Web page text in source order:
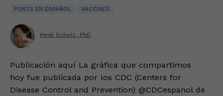
POSTS EN ESPAÑOL VACCINES
Heidi Schutz, PhD
Publicación aquí La gráfica que compartimos
hoy fue publicada por los CDC (Centers for
Disease Control and Prevention) @CDCespanol de